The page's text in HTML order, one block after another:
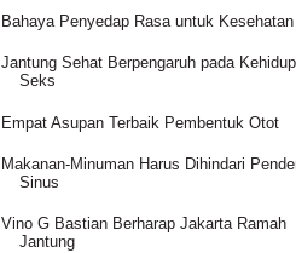
Bahaya Penyedap Rasa untuk Kesehatan
Jantung Sehat Berpengaruh pada
Seks
Empat Asupan Terbaik Pembentuk Otot
Makanan-Minuman Harus Dihindari
Sinus
Vino G Bastian Berharap Jakarta Ramah
Jantung